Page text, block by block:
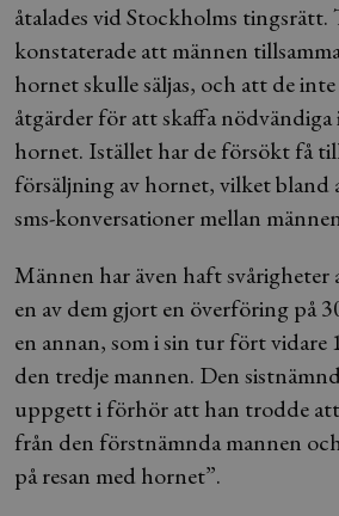
åtalades vid Stockholms
konstaterade att männen
hornet skulle säljas, och att de
åtgärder för att skaffa
hornet. Istället har de försökt få
försäljning av hornet, vilket bland
sms-konversationer mellan
Männen har även haft
en av dem gjort en överföring på
en annan, som i sin tur fört
den tredje mannen. Den
uppgett i förhör att han trodde
från den förstnämnda mannen
på resan med hornet”.